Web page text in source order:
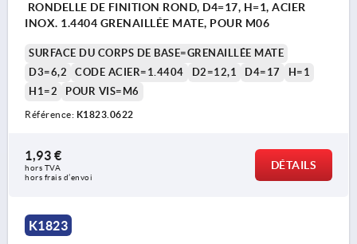
RONDELLE DE FINITION ROND, D4=17, H=1, ACIER
INOX. 1.4404 GRENAILLÉE MATE, POUR M06
SURFACE DU CORPS DE BASE=GRENAILLÉE MATE
D3=6,2
CODE ACIER=1.4404 D2=12,1 D4=17
H=1
H1=2
POUR VIS=M6
Référence: K1823.0622
1,93 €
hors TVA
hors frais d’envoi
DÉTAILS
K1823